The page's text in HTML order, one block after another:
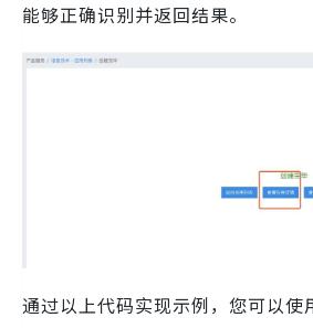
能够正确识别并返回结果。
通过以上代码实现示例，您可以